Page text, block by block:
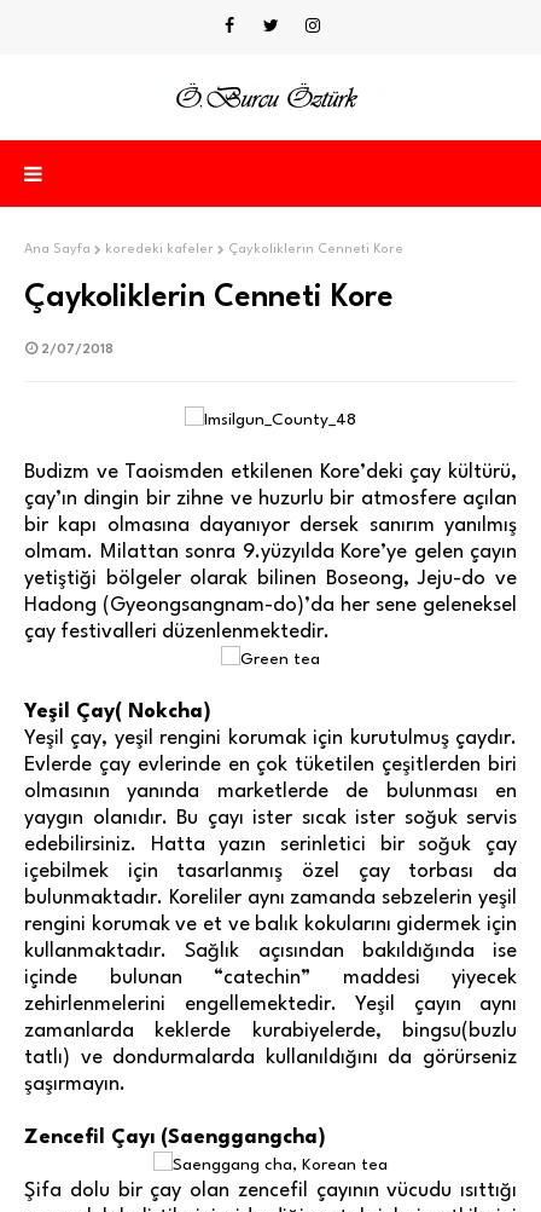
Ana Sayfa koredeki kafeler Çaykoliklerin Cenneti Kore
Çaykoliklerin Cenneti Kore
2/07/2018
Budizm ve Taoismden etkilenen Kore’deki çay kültürü,
çay’ın dingin bir zihne ve huzurlu bir atmosfere açılan
bir kapı olmasına dayanıyor dersek sanırım yanılmış
olmam. Milattan sonra 9.yüzyılda Kore’ye gelen çayın
yetiştiği bölgeler olarak bilinen Boseong, Jeju-do ve
Hadong (Gyeongsangnam-do)’da her sene geleneksel
çay festivalleri düzenlenmektedir.
Yeşil Çay( Nokcha)
Yeşil çay, yeşil rengini korumak için kurutulmuş çaydır.
Evlerde çay evlerinde en çok tüketilen çeşitlerden biri
olmasının yanında marketlerde de bulunması en
yaygın olanıdır. Bu çayı ister sıcak ister soğuk servis
edebilirsiniz. Hatta yazın serinletici bir soğuk çay
içebilmek için tasarlanmış özel çay torbası da
bulunmaktadır. Koreliler aynı zamanda sebzelerin yeşil
rengini korumak ve et ve balık kokularını gidermek için
kullanmaktadır. Sağlık açısından bakıldığında ise
içinde bulunan “catechin” maddesi yiyecek
zehirlenmelerini engellemektedir. Yeşil çayın aynı
zamanlarda keklerde kurabiyelerde, bingsu(buzlu
tatlı) ve dondurmalarda kullanıldığını da görürseniz
şaşırmayın.
Zencefil Çayı (Saenggangcha)
Şifa dolu bir çay olan zencefil çayının vücudu ısıttığı